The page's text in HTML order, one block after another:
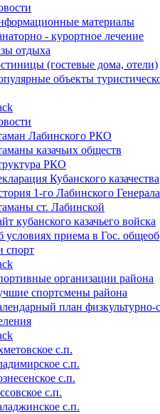
материалы
- курортное лечение
отдыха
(гостевые дома, отели)
объекты
Лабинского РКО
казачьих обществ
РКО
Кубанского казачества
1-го Лабинского
ст. Лабинской
кубанского казачьего войска
условиях приема в Гос.
спорт
организации района
спортсмены района
план
с.п.
с.п.
с.п.
с.п.
с.п.